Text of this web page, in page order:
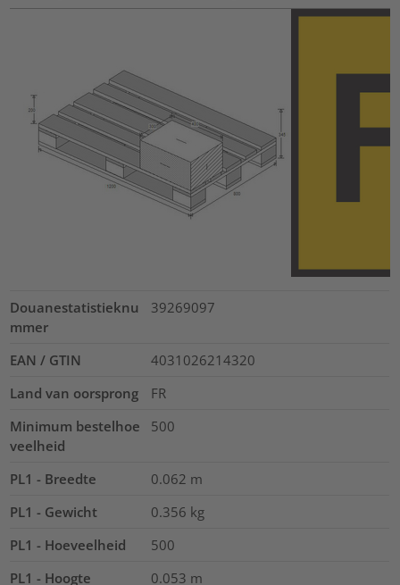
Douanestatistieknu
mmer
39269097
EAN / GTIN
4031026214320
Land van oorsprong
FR
Minimum bestelhoe
veelheid
500
PL1 - Breedte 0.062 m
PL1 - Gewicht
0.356 kg
PL1 - Hoeveelheid
500
PL1 - Hoogte
0.053 m